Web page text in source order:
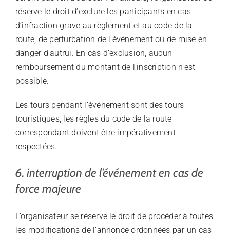
réserve le droit d’exclure les participants en cas
d’infraction grave au règlement et au code de la
route, de perturbation de l’événement ou de mise en
danger d’autrui. En cas d’exclusion, aucun
remboursement du montant de l’inscription n’est
possible.
Les tours pendant l’événement sont des tours
touristiques, les règles du code de la route
correspondant doivent être impérativement
respectées.
6. interruption de l’événement en cas de
force majeure
L’organisateur se réserve le droit de procéder à toutes
les modifications de l’annonce ordonnées par un cas